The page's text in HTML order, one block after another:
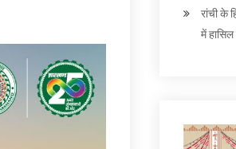
रांची के
में